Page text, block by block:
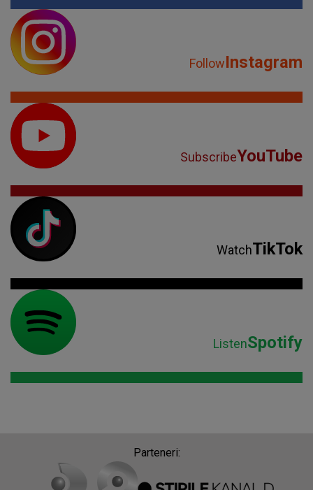
FollowInstagram
SubscribeYouTube
WatchTikTok
ListenSpotify
Parteneri: